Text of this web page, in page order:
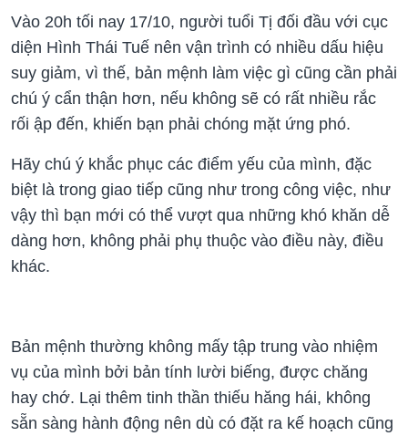
Vào 20h tối nay 17/10, người tuổi Tị đối đầu với cục
diện Hình Thái Tuế nên vận trình có nhiều dấu hiệu
suy giảm, vì thế, bản mệnh làm việc gì cũng cần phải
chú ý cẩn thận hơn, nếu không sẽ có rất nhiều rắc
rối ập đến, khiến bạn phải chóng mặt ứng phó.
Hãy chú ý khắc phục các điểm yếu của mình, đặc
biệt là trong giao tiếp cũng như trong công việc, như
vậy thì bạn mới có thể vượt qua những khó khăn dễ
dàng hơn, không phải phụ thuộc vào điều này, điều
khác.
Bản mệnh thường không mấy tập trung vào nhiệm
vụ của mình bởi bản tính lười biếng, được chăng
hay chớ. Lại thêm tinh thần thiếu hăng hái, không
sẵn sàng hành động nên dù có đặt ra kế hoạch cũng